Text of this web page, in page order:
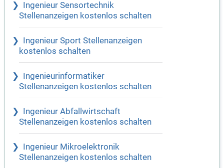
Ingenieur Sensortechnik
Stellenanzeigen kostenlos schalten
Ingenieur Sport Stellenanzeigen
kostenlos schalten
Ingenieurinformatiker
Stellenanzeigen kostenlos schalten
Ingenieur Abfallwirtschaft
Stellenanzeigen kostenlos schalten
Ingenieur Mikroelektronik
Stellenanzeigen kostenlos schalten